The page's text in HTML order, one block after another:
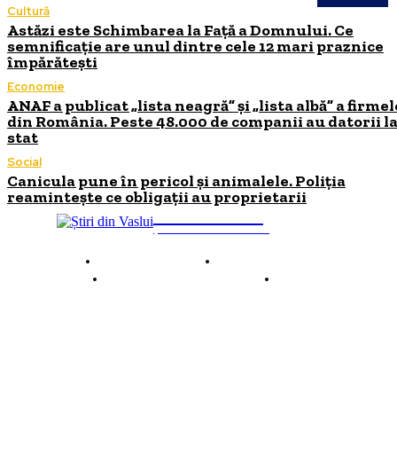
Cultură
Astăzi este Schimbarea la Față a Domnului. Ce
semnificație are unul dintre cele 12 mari praznice
împărătești
Economie
ANAF a publicat „lista neagră” și „lista albă” a
din România. Peste 48.000 de companii au datorii la
stat
Social
Canicula pune în pericol și animalele. Poliția
reamintește ce obligații au proprietarii
ȘTIRI DE INTERES